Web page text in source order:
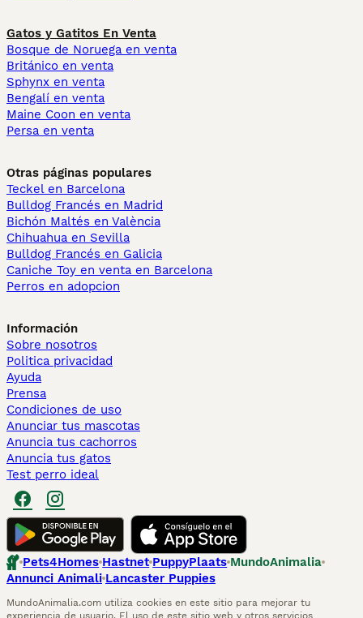
Gatos y Gatitos En Venta
Bosque de Noruega en venta
Británico en venta
Sphynx en venta
Bengalí en venta
Maine Coon en venta
Persa en venta
Otras páginas populares
Teckel en Barcelona
Bulldog Francés en Madrid
Bichón Maltés en València
Chihuahua en Sevilla
Bulldog Francés en Galicia
Caniche Toy en venta en Barcelona
Perros en adopcion
Información
Sobre nosotros
Politica privacidad
Ayuda
Prensa
Condiciones de uso
Anunciar tus mascotas
Anuncia tus cachorros
Anuncia tus gatos
Test perro ideal
Pets4Homes Hastnet PuppyPlaats MundoAnimalia
Annunci Animali Lancaster Puppies
MundoAnimalia.com utiliza cookies en este sitio para mejorar tu